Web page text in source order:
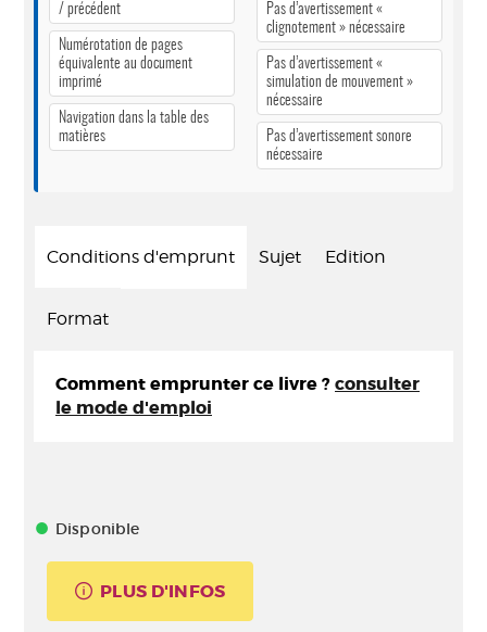
/ précédent
Numérotation de pages
équivalente au document
imprimé
Navigation dans la table des
matières
Pas d’avertissement «
clignotement » nécessaire
Pas d’avertissement «
simulation de mouvement »
nécessaire
Pas d’avertissement sonore
nécessaire
Conditions d'emprunt Sujet Edition
Format
Comment emprunter ce livre ? consulter
le mode d'emploi
Disponible
PLUS D'INFOS